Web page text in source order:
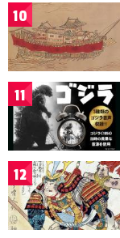
10
11
12